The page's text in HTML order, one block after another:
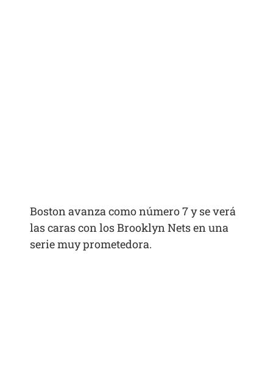
Boston avanza como número 7 y se verá
las caras con los Brooklyn Nets en una
serie muy prometedora.